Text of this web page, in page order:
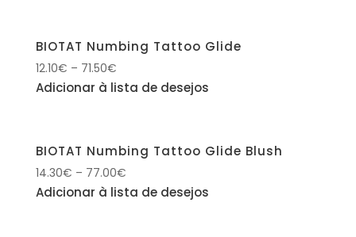
BIOTAT Numbing Tattoo Glide
12.10€ – 71.50€
Adicionar à lista de desejos
BIOTAT Numbing Tattoo Glide Blush
14.30€ – 77.00€
Adicionar à lista de desejos